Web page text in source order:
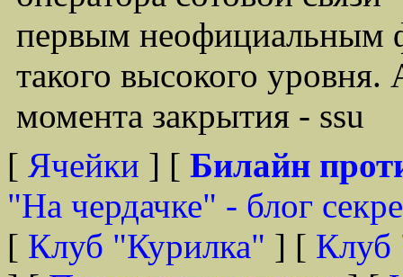
первым неофициальным
такого высокого
момента закрытия - ssu
[ Ячейки ] [ Билайн
"На чердачке" - блог
[ Клуб "Курилка" ] [ Клуб